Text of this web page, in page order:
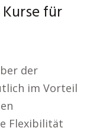
für
der
im Vorteil
Flexibilität